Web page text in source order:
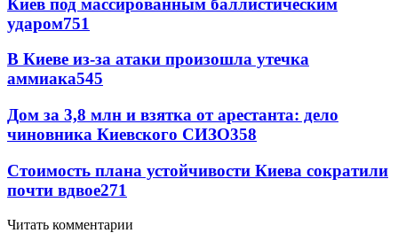
ударом751
В Киеве из-за атаки произошла утечка
аммиака545
Дом за 3,8 млн и взятка от арестанта: дело
чиновника Киевского СИЗО358
Стоимость плана устойчивости Киева сократили
почти вдвое271
Читать комментарии